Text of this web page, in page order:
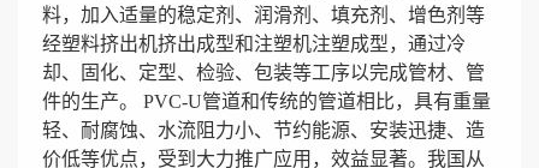
料，加入适量的稳定剂、润滑剂、填充剂、增色剂等
经塑料挤出机挤出成型和注塑机注塑成型，通过冷
却、固化、定型、检验、包装等工序以完成管材、管
件的生产。 PVC-U管道和传统的管道相比，具有重量
轻、耐腐蚀、水流阻力小、节约能源、安装迅捷、造
价低等优点，受到大力推广应用，效益显著。我国从